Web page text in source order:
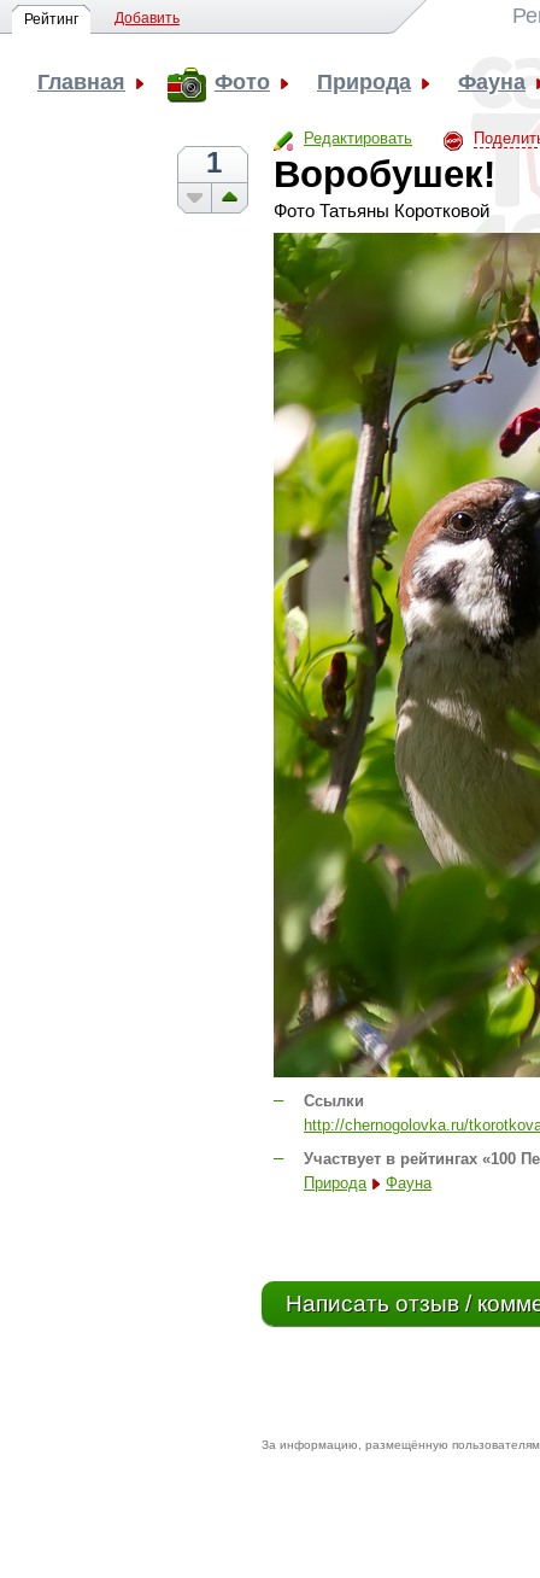
Рейтинг Добавить
Главная Фото Природа Фауна
Редактировать
1 Воробушек!
Фото Татьяны Коротковой
–
Ссылки
http://chernogolovka.ru/
–
Участвует в рейтингах «100
Природа
Фауна
Написать отзыв /
За информацию, размещённую